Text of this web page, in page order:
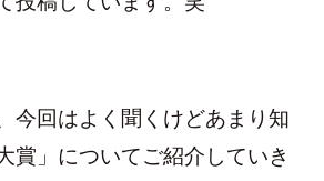
今回はよく聞くけどあまり知
賞」についてご紹介していき